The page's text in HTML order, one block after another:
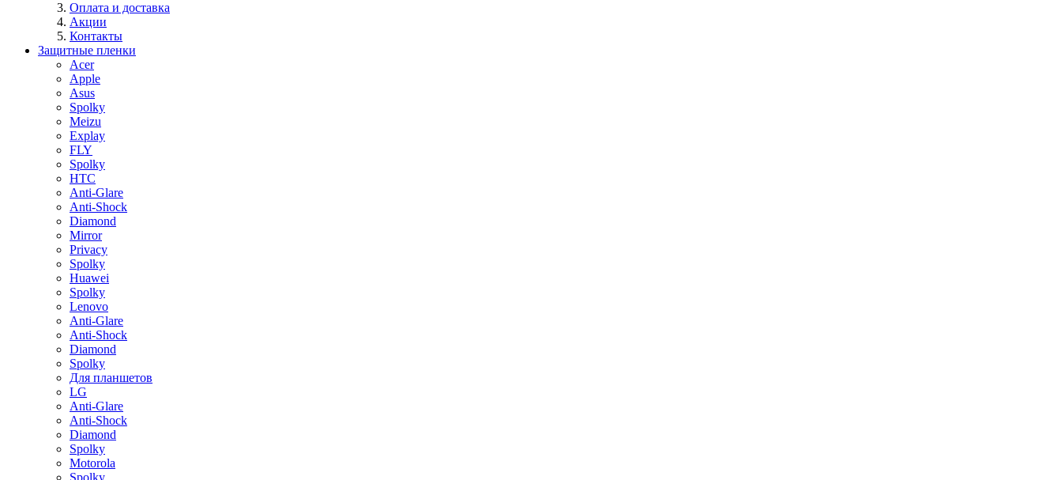
Оплата и доставка
Акции
Контакты
Защитные пленки
Acer
Apple
Asus
Spolky
Meizu
Explay
FLY
Spolky
HTC
Anti-Glare
Anti-Shock
Diamond
Mirror
Privacy
Spolky
Huawei
Spolky
Lenovo
Anti-Glare
Anti-Shock
Diamond
Spolky
Для планшетов
LG
Anti-Glare
Anti-Shock
Diamond
Spolky
Motorola